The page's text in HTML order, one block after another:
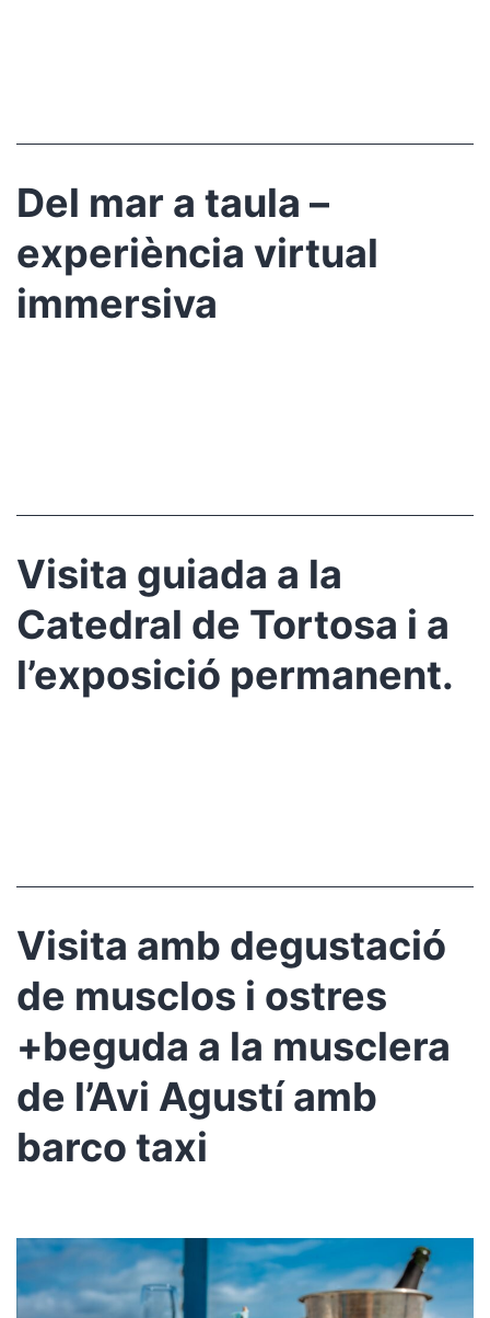
Del mar a taula –
experiència virtual
immersiva
Visita guiada a la
Catedral de Tortosa i a
l’exposició permanent.
Visita amb degustació
de musclos i ostres
+beguda a la musclera
de l’Avi Agustí amb
barco taxi